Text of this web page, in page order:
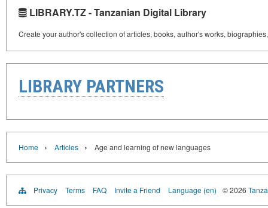
LIBRARY.TZ - Tanzanian Digital Library
Create your author's collection of articles, books, author's works,
LIBRARY PARTNERS
Home › Articles › Age and learning of new languages
Privacy Terms FAQ Invite a Friend Language (en) © 2026